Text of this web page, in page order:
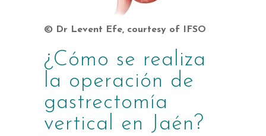
© Dr Levent Efe, courtesy of IFSO
¿Cómo se realiza
la operación de
gastrectomía
vertical en Jaén?